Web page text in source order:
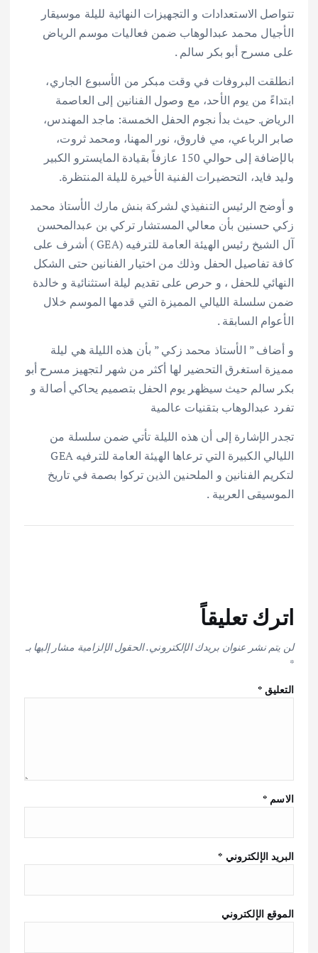
تتواصل الاستعدادات و التجهيزات النهائية لليلة موسيقار
الأجيال محمد عبدالوهاب ضمن فعاليات موسم الرياض
على مسرح أبو بكر سالم .
انطلقت البروفات في وقت مبكر من الأسبوع الجاري،
ابتداءً من يوم الأحد، مع وصول الفنانين إلى العاصمة
الرياض. حيث بدأ نجوم الحفل الخمسة: ماجد المهندس،
صابر الرباعي، مي فاروق، نور المهنا، ومحمد ثروت،
بالإضافة إلى حوالي 150 عازفاً بقيادة المايسترو الكبير
وليد فايد، التحضيرات الفنية الأخيرة لليلة المنتظرة.
و أوضح الرئيس التنفيذي لشركة بنش مارك الأستاذ محمد
زكي حسنين بأن معالي المستشار تركي بن عبدالمحسن
آل الشيخ رئيس الهيئة العامة للترفيه (GEA ) أشرف على
كافة تفاصيل الحفل وذلك من اختيار الفنانين حتى الشكل
النهائي للحفل ، و حرص على تقديم ليلة استثنائية و خالدة
ضمن سلسلة الليالي المميزة التي قدمها الموسم خلال
الأعوام السابقة .
و أضاف ” الأستاذ محمد زكي ” بأن هذه الليلة هي ليلة
مميزة استغرق التحضير لها أكثر من شهر لتجهيز مسرح أبو
بكر سالم حيث سيظهر يوم الحفل بتصميم يحاكي أصالة و
تفرد عبدالوهاب بتقنيات عالمية
تجدر الإشارة إلى أن هذه الليلة تأتي ضمن سلسلة من
الليالي الكبيرة التي ترعاها الهيئة العامة للترفيه GEA
لتكريم الفنانين و الملحنين الذين تركوا بصمة في تاريخ
الموسيقى العربية .
اترك تعليقاً
لن يتم نشر عنوان بريدك الإلكتروني.الحقول الإلزامية مشار إليها بـ
*
التعليق*
الاسم *
البريد الإلكتروني *
الموقع الإلكتروني